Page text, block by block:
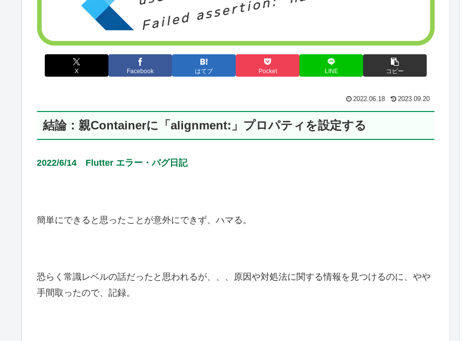
X Facebook はてブ Pocket LINE コピー
2022.06.18 2023.09.20
結論：親Containerに「alignment:」プロパティを設定する
2022/6/14 Flutter エラー・バグ日記
簡単にできると思ったことが意外にできず、ハマる。
恐らく常識レベルの話だったと思われるが、、、原因や対処法に関する情報を見つけるのに、やや
手間取ったので、記録。